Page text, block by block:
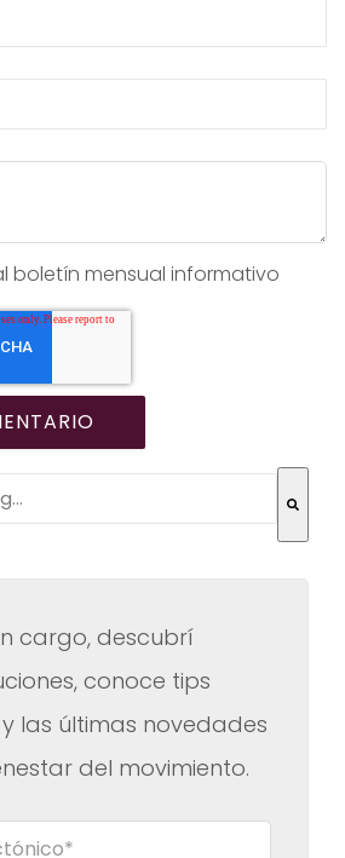
boletín mensual informativo
de búsqueda con una función de
cargo, descubrí
conoce tips
las últimas novedades
del movimiento.